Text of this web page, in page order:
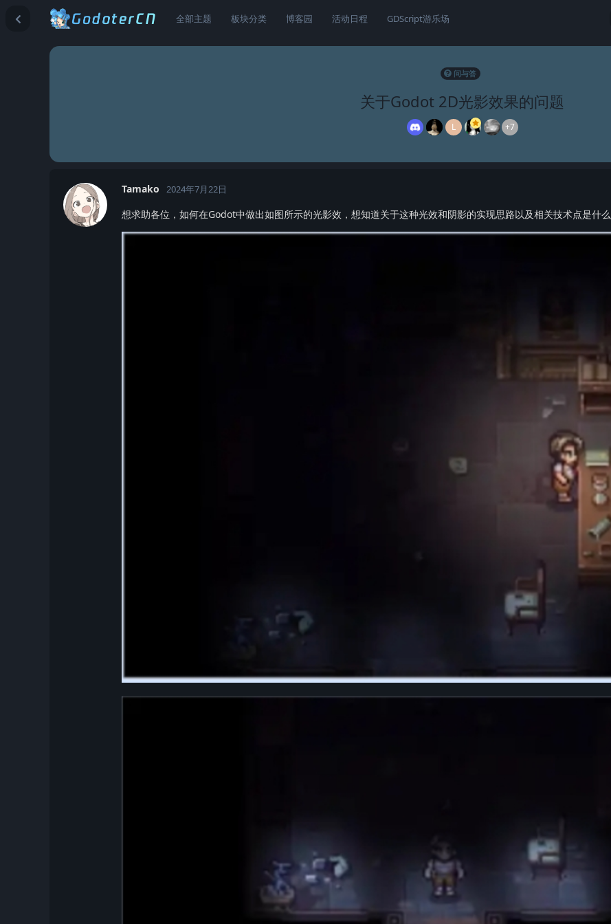
全部主题 板块分类 博客园 活动日程 GDScript游乐场
问与答
关于Godot 2D光影效果的问题
L +7
Tamako 2024年7月22日
想求助各位，如何在Godot中做出如图所示的光影效，想知道关于这种光效和阴影的实现思路以及相关技术点是什么